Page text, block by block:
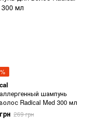
шампунь
Radical Med 300 мл
269 грн